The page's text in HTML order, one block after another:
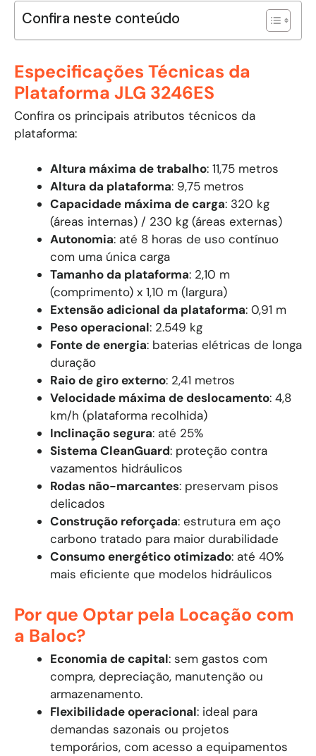
Confira neste conteúdo
Especificações Técnicas da
Plataforma JLG 3246ES
Confira os principais atributos técnicos da
plataforma:
Altura máxima de trabalho: 11,75 metros
Altura da plataforma: 9,75 metros
Capacidade máxima de carga: 320 kg
(áreas internas) / 230 kg (áreas externas)
Autonomia: até 8 horas de uso contínuo
com uma única carga
Tamanho da plataforma: 2,10 m
(comprimento) x 1,10 m (largura)
Extensão adicional da plataforma: 0,91 m
Peso operacional: 2.549 kg
Fonte de energia: baterias elétricas de longa
duração
Raio de giro externo: 2,41 metros
Velocidade máxima de deslocamento: 4,8
km/h (plataforma recolhida)
Inclinação segura: até 25%
Sistema CleanGuard: proteção contra
vazamentos hidráulicos
Rodas não-marcantes: preservam pisos
delicados
Construção reforçada: estrutura em aço
carbono tratado para maior durabilidade
Consumo energético otimizado: até 40%
mais eficiente que modelos hidráulicos
Por que Optar pela Locação com
a Baloc?
Economia de capital: sem gastos com
compra, depreciação, manutenção ou
armazenamento.
Flexibilidade operacional: ideal para
demandas sazonais ou projetos
temporários, com acesso a equipamentos